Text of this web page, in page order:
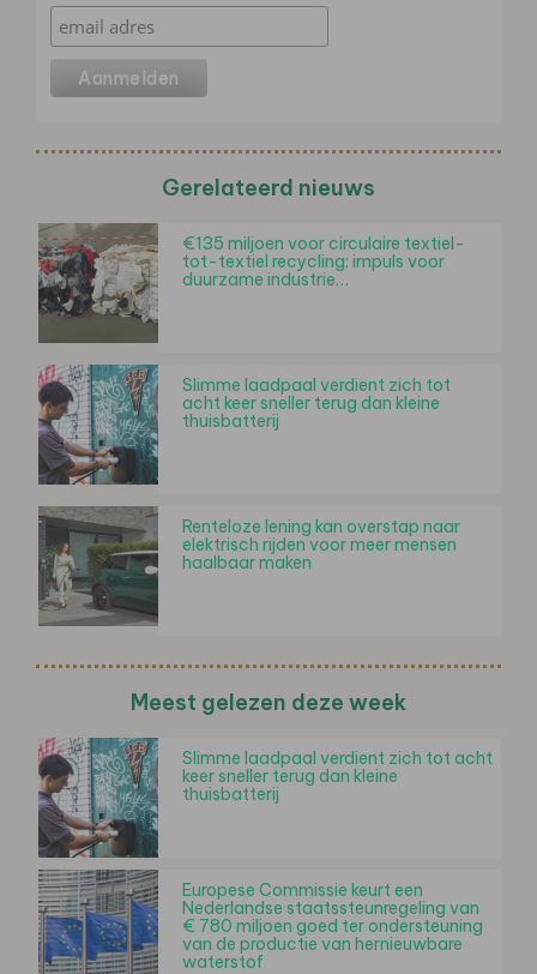
Gerelateerd nieuws
€135 miljoen voor circulaire textiel-
tot-textiel recycling: impuls voor
duurzame industrie…
Slimme laadpaal verdient zich tot
acht keer sneller terug dan kleine
thuisbatterij
Renteloze lening kan overstap naar
elektrisch rijden voor meer mensen
haalbaar maken
Meest gelezen deze week
Slimme laadpaal verdient zich tot acht
keer sneller terug dan kleine
thuisbatterij
Europese Commissie keurt een
Nederlandse staatssteunregeling van
€ 780 miljoen goed ter ondersteuning
van de productie van hernieuwbare
waterstof